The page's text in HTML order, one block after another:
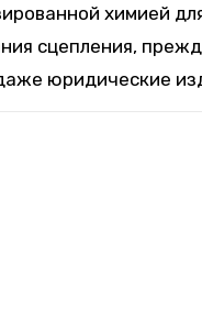
химией
сцепления,
юридические